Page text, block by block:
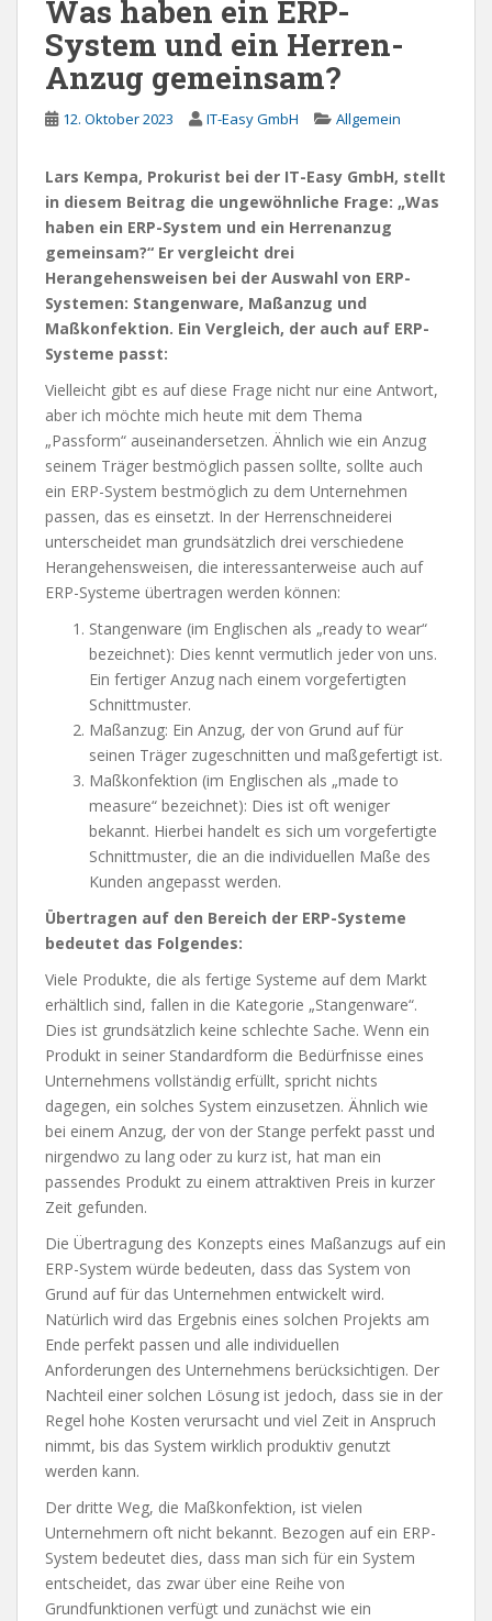
Was haben ein ERP-
System und ein Herren-
Anzug gemeinsam?
12. Oktober 2023 IT-Easy GmbH Allgemein
Lars Kempa, Prokurist bei der IT-Easy GmbH, stellt
in diesem Beitrag die ungewöhnliche Frage: „Was
haben ein ERP-System und ein Herrenanzug
gemeinsam?“ Er vergleicht drei
Herangehensweisen bei der Auswahl von ERP-
Systemen: Stangenware, Maßanzug und
Maßkonfektion. Ein Vergleich, der auch auf ERP-
Systeme passt:
Vielleicht gibt es auf diese Frage nicht nur eine Antwort,
aber ich möchte mich heute mit dem Thema
„Passform“ auseinandersetzen. Ähnlich wie ein Anzug
seinem Träger bestmöglich passen sollte, sollte auch
ein ERP-System bestmöglich zu dem Unternehmen
passen, das es einsetzt. In der Herrenschneiderei
unterscheidet man grundsätzlich drei verschiedene
Herangehensweisen, die interessanterweise auch auf
ERP-Systeme übertragen werden können:
Stangenware (im Englischen als „ready to wear“
bezeichnet): Dies kennt vermutlich jeder von uns.
Ein fertiger Anzug nach einem vorgefertigten
Schnittmuster.
Maßanzug: Ein Anzug, der von Grund auf für
seinen Träger zugeschnitten und maßgefertigt ist.
Maßkonfektion (im Englischen als „made to
measure“ bezeichnet): Dies ist oft weniger
bekannt. Hierbei handelt es sich um vorgefertigte
Schnittmuster, die an die individuellen Maße des
Kunden angepasst werden.
Übertragen auf den Bereich der ERP-Systeme
bedeutet das Folgendes:
Viele Produkte, die als fertige Systeme auf dem Markt
erhältlich sind, fallen in die Kategorie „Stangenware“.
Dies ist grundsätzlich keine schlechte Sache. Wenn ein
Produkt in seiner Standardform die Bedürfnisse eines
Unternehmens vollständig erfüllt, spricht nichts
dagegen, ein solches System einzusetzen. Ähnlich wie
bei einem Anzug, der von der Stange perfekt passt und
nirgendwo zu lang oder zu kurz ist, hat man ein
passendes Produkt zu einem attraktiven Preis in kurzer
Zeit gefunden.
Die Übertragung des Konzepts eines Maßanzugs auf ein
ERP-System würde bedeuten, dass das System von
Grund auf für das Unternehmen entwickelt wird.
Natürlich wird das Ergebnis eines solchen Projekts am
Ende perfekt passen und alle individuellen
Anforderungen des Unternehmens berücksichtigen. Der
Nachteil einer solchen Lösung ist jedoch, dass sie in der
Regel hohe Kosten verursacht und viel Zeit in Anspruch
nimmt, bis das System wirklich produktiv genutzt
werden kann.
Der dritte Weg, die Maßkonfektion, ist vielen
Unternehmern oft nicht bekannt. Bezogen auf ein ERP-
System bedeutet dies, dass man sich für ein System
entscheidet, das zwar über eine Reihe von
Grundfunktionen verfügt und zunächst wie ein